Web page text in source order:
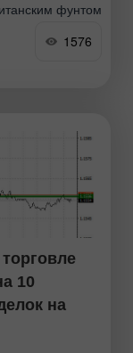
фунтом
индикатор
от нулевой
1576
10
на